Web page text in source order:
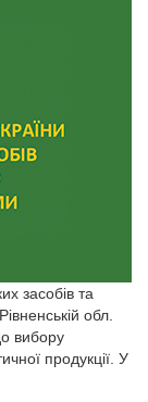
засобів та
обл.
вибору
продукції. У